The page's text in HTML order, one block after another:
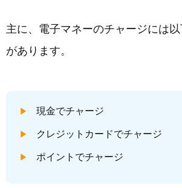
主に、電子マネーのチャージには
があります。
現金でチャージ
クレジットカードでチャージ
ポイントでチャージ